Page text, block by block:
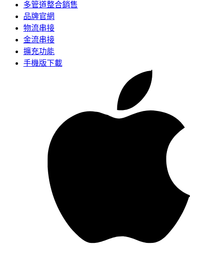
多管道整合銷售
品牌官網
物流串接
金流串接
擴充功能
手機版下載